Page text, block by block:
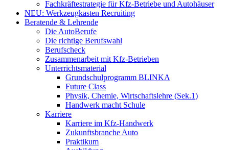
Fachkräftestrategie für Kfz-Betriebe und Autohäuser
NEU: Werkzeugkasten Recruiting
Beratende & Lehrende
Die AutoBerufe
Die richtige Berufswahl
Berufscheck
Zusammenarbeit mit Kfz-Betrieben
Unterrichtsmaterial
Grundschulprogramm BLINKA
Future Class
Physik, Chemie, Wirtschaftslehre (Sek.1)
Handwerk macht Schule
Karriere
Karriere im Kfz-Handwerk
Zukunftsbranche Auto
Praktikum